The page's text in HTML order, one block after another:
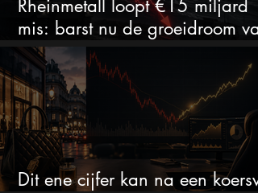
Rheinmetall loopt €15 miljard
mis: barst nu de groeidroom van
het defensiebedrijf?
Dit ene cijfer kan na een